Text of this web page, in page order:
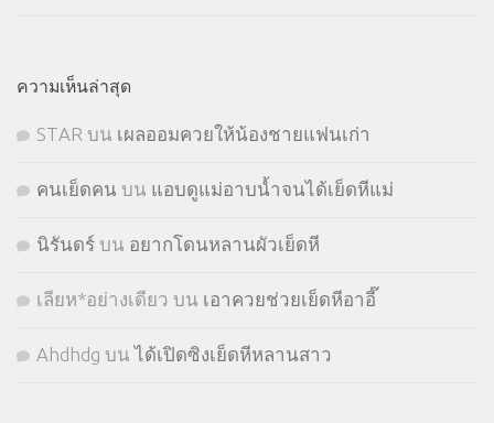
ความเห็นล่าสุด
STㅤAR บน เผลออมควยให้น้องชายแฟนเก่า
คนเย็ดคน บน แอบดูแม่อาบน้ำจนได้เย็ดหีแม่
นิรันดร์ บน อยากโดนหลานผัวเย็ดหี
เลียห*อย่างเดียว บน เอาควยช่วยเย็ดหีอาอี๊
Ahdhdg บนได้เปิดซิงเย็ดหีหลานสาว